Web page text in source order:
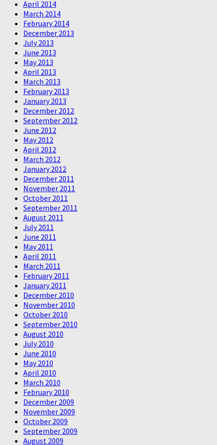
April 2014
March 2014
February 2014
December 2013
July 2013
June 2013
May 2013
April 2013
March 2013
February 2013
January 2013
December 2012
September 2012
June 2012
May 2012
April 2012
March 2012
January 2012
December 2011
November 2011
October 2011
September 2011
August 2011
July 2011
June 2011
May 2011
April 2011
March 2011
February 2011
January 2011
December 2010
November 2010
October 2010
September 2010
August 2010
July 2010
June 2010
May 2010
April 2010
March 2010
February 2010
December 2009
November 2009
October 2009
September 2009
August 2009